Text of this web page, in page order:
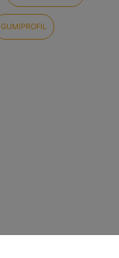
GUMIPROFIL